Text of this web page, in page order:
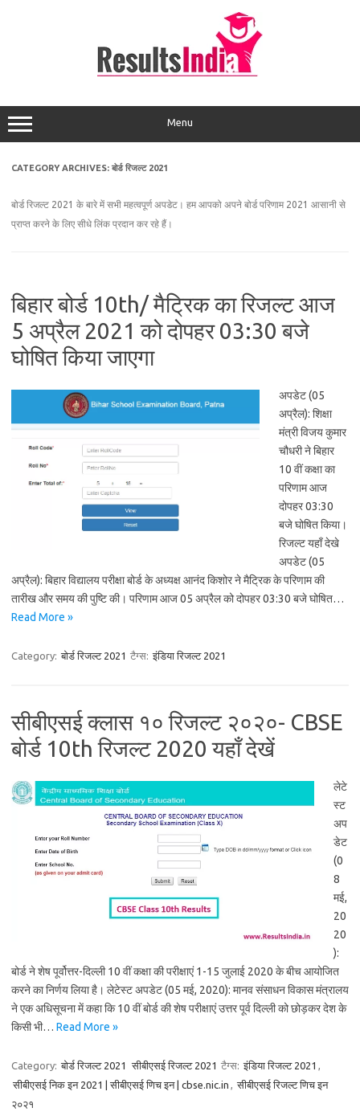
Menu
CATEGORY ARCHIVES: बोर्ड रिजल्ट 2021
बोर्ड रिजल्ट 2021 के बारे में सभी महत्वपूर्ण अपडेट। हम आपको अपने बोर्ड परिणाम 2021 आसानी से
प्राप्त करने के लिए सीधे लिंक प्रदान कर रहे हैं।
बिहार बोर्ड 10th/ मैट्रिक का रिजल्ट आज
5 अप्रैल 2021 को दोपहर 03:30 बजे
घोषित किया जाएगा
अपडेट (05
अप्रैल): शिक्षा
मंत्री विजय कुमार
चौधरी ने बिहार
10 वीं कक्षा का
परिणाम आज
दोपहर 03:30
बजे घोषित किया।
रिजल्ट यहाँ देखे
अपडेट (05
अप्रैल): बिहार विद्यालय परीक्षा बोर्ड के अध्यक्ष आनंद किशोर ने मैट्रिक के परिणाम की
तारीख और समय की पुष्टि की। परिणाम आज 05 अप्रैल को दोपहर 03:30 बजे घोषित…
Read More »
Category: बोर्ड रिजल्ट 2021 टैग्स: इंडिया रिजल्ट 2021
सीबीएसई क्लास १० रिजल्ट २०२०- CBSE
बोर्ड 10th रिजल्ट 2020 यहाँ देखें
लेटे
स्ट
अप
डेट
(0
8
मई,
20
20
):
बोर्ड ने शेष पूर्वोत्तर-दिल्ली 10 वीं कक्षा की परीक्षाएं 1-15 जुलाई 2020 के बीच आयोजित
करने का निर्णय लिया है। लेटेस्ट अपडेट (05 मई, 2020): मानव संसाधन विकास मंत्रालय
ने एक अधिसूचना में कहा कि 10 वीं बोर्ड की शेष परीक्षाएं उत्तर पूर्व दिल्ली को छोड़कर देश के
किसी भी… Read More »
Category: बोर्ड रिजल्ट 2021 सीबीएसई रिजल्ट 2021 टैग्स: इंडिया रिजल्ट 2021 ,
सीबीएसई निक इन 2021 | सीबीएसई णिच इन | cbse.nic.in , सीबीएसई रिजल्ट णिच इन
२०२१